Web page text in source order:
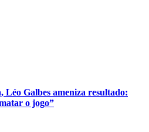
Léo Galbes ameniza resultado:
o jogo”